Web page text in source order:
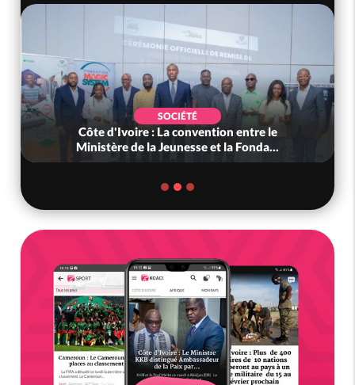
SOCIÉTÉ
Côte d'Ivoire : La convention entre le
Ministère de la Jeunesse et la Fonda...